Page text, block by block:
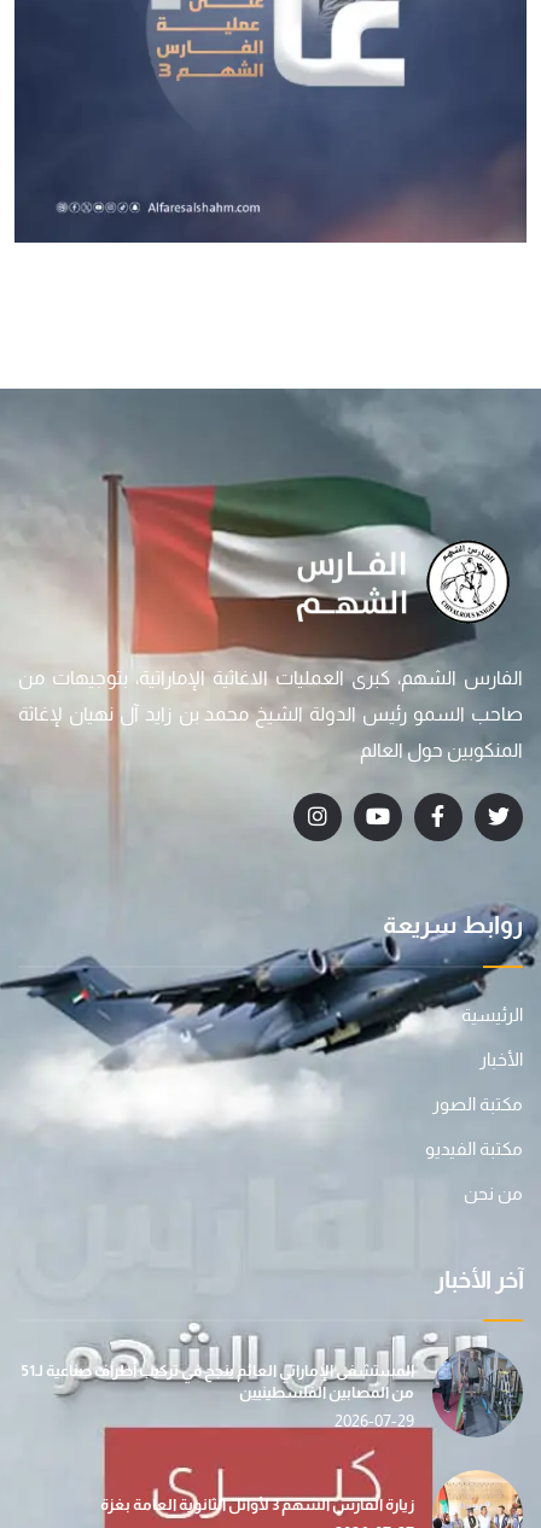
الفارس الشهم، كبرى العمليات الاغاثية الإماراتية، بتوجيهات من
صاحب السمو رئيس الدولة الشيخ محمد بن زايد آل نهيان لإغاثة
المنكوبين حول العالم
روابط سريعة
الرئيسية
الأخبار
مكتبة الصور
مكتبة الفيديو
من نحن
آخر الأخبار
المستشفى الإماراتي العائم ينجح في تركيب أطراف صناعية لـ51
من المصابين الفلسطينيين
2026-07-29
زيارة الفارس الشهم 3 لأوائل الثانوية العامة بغزة